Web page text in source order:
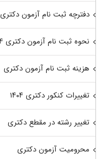
دفترچه ثبت نام آزمون دکتری ۱۴۰۴
نحوه ثبت نام آزمون دکتری ۱۴۰۴
هزینه ثبت نام آزمون دکتری
تغییرات کنکور دکتری ۱۴۰۴
تغییر رشته در مقطع دکتری
محرومیت آزمون دکتری